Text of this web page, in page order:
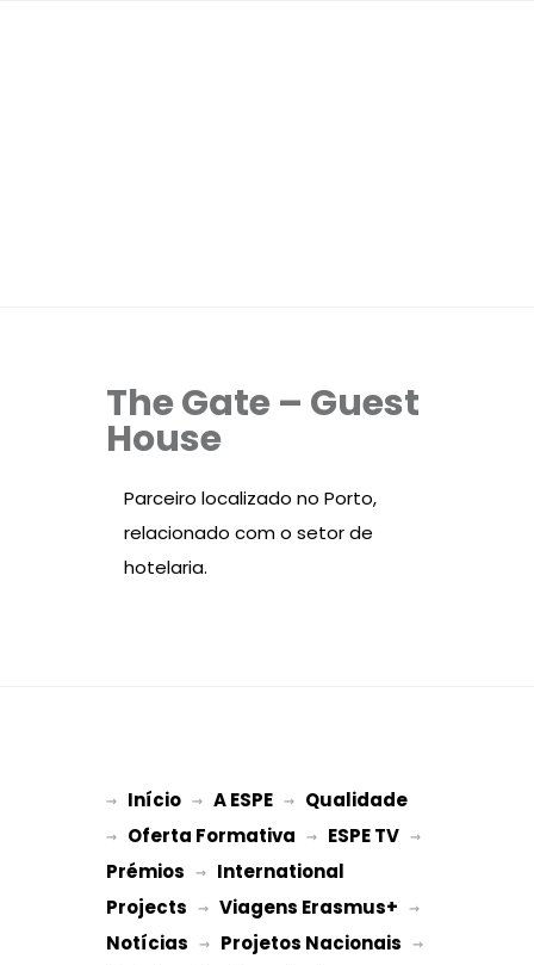
The Gate – Guest
House
Parceiro localizado no Porto,
relacionado com o setor de
hotelaria.
→ Início → A ESPE → Qualidade
→ Oferta Formativa → ESPE TV
Prémios → International
Projects → Viagens Erasmus+
Notícias → Projetos Nacionais